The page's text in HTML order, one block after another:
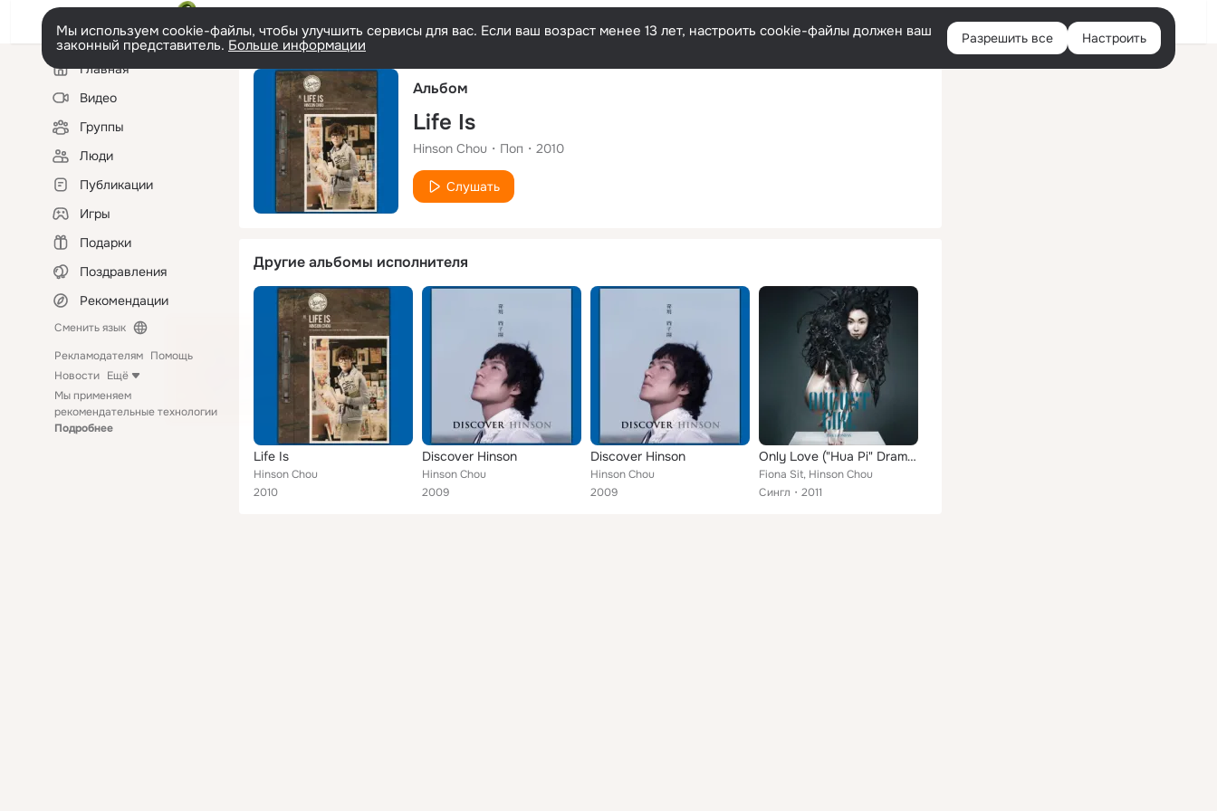
Русский Войти
Мы используем cookie-файлы, чтобы улучшить сервисы для вас. Если ваш возраст менее 13 лет, настроить cookie-файлы должен ваш
законный представитель. Больше информации Разрешить все Настроить
Левая
колонкаГлавная
Видео
Группы
Люди
Публикации
Игры
Подарки
Поздравления
Рекомендации
Сменить язык
Рекламодателям Помощь
Новости Ещё
Мы применяем
рекомендательные технологии
Подробнее
Альбом
Life Is
Hinson Chou Поп 2010
Слушать
Другие альбомы исполнителя
Life Is
Hinson Chou
2010
Discover Hinson
Hinson Chou
2009
Discover Hinson
Hinson Chou
2009
Only Love ("Hua Pi" Drama Theme Song)
Fiona Sit, Hinson Chou
Сингл
2011